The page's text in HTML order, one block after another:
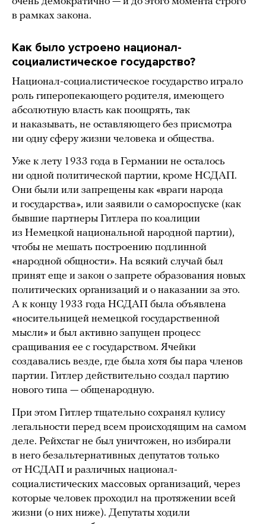
в рамках закона.
Как было устроено национал-
социалистическое государство?
Национал-социалистическое государство играло
роль гиперопекающего родителя, имеющего
абсолютную власть как поощрять, так
и наказывать, не оставляющего без присмотра
ни одну сферу жизни человека и общества.
Уже к лету 1933 года в Германии не осталось
ни одной политической партии, кроме НСДАП.
Они были или запрещены как «враги народа
и государства», или заявили о самороспуске (как
бывшие партнеры Гитлера по коалиции
из Немецкой национальной народной партии),
чтобы не мешать построению подлинной
«народной общности». На всякий случай был
принят еще и закон о запрете образования новых
политических организаций и о наказании за это.
А к концу 1933 года НСДАП была объявлена
«носительницей немецкой государственной
мысли» и был активно запущен процесс
сращивания ее с государством. Ячейки
создавались везде, где была хотя бы пара членов
партии. Гитлер действительно создал партию
нового типа — общенародную.
При этом Гитлер тщательно сохранял кулису
легальности перед всем происходящим на самом
деле. Рейхстаг не был уничтожен, но избирали
в него безальтернативных депутатов только
от НСДАП и различных национал-
социалистических массовых организаций, через
которые человек проходил на протяжении всей
жизни (о них ниже). Депутаты ходили